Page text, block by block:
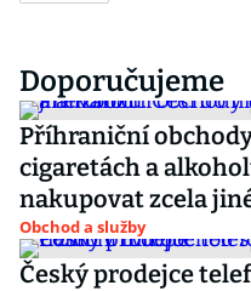
Doporučujeme
Příhraniční
cigaretách a
nakupovat zcela
Obchod a služby
Český prodejce